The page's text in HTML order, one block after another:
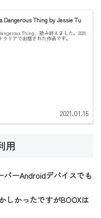
Dangerous Thing by Jessie Tu
Thing、読み終えました。2020
リアで出版された作品です。
2021.01.15
用
パーAndroidデバイスでも
しかったですがBOOXは